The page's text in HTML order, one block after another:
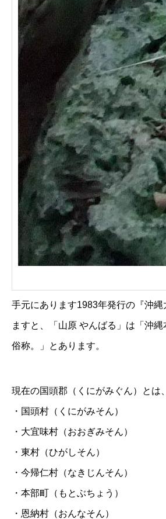
手元にあります1983年発行の『沖縄
ますと、「山原 やんばる」は「沖
俗称。」とあります。
現在の国頭郡（くにがみぐん）とは、
・国頭村（くにがみそん）
・大宜味村（おおぎみそん）
・東村（ひがしそん）
・今帰仁村（なきじんそん）
・本部町（もとぶちょう）
・恩納村（おんなそん）